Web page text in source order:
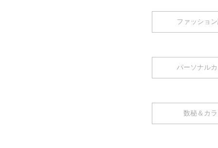
ファッショ
パーソナル
数秘＆カ